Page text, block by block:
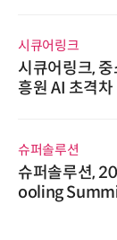
시큐어링크
시큐어링크,
흥원 AI 초격
슈퍼솔루션
슈퍼솔루션,
ooling